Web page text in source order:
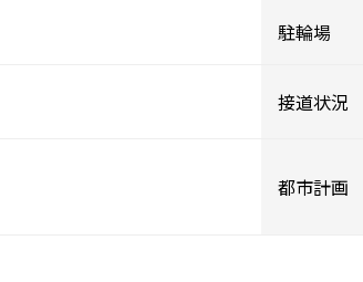
駐輪場
接道状況
都市計画